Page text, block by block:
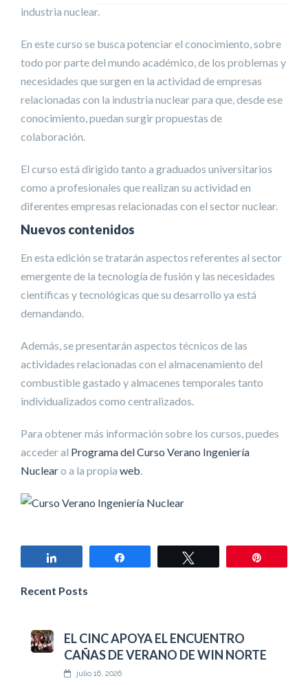
industria nuclear.
En este curso se busca potenciar el conocimiento, sobre
todo por parte del mundo académico, de los problemas y
necesidades que surgen en la actividad de empresas
relacionadas con la industria nuclear para que, desde ese
conocimiento, puedan surgir propuestas de
colaboración.
El curso está dirigido tanto a graduados universitarios
como a profesionales que realizan su actividad en
diferentes empresas relacionadas con el sector nuclear.
Nuevos contenidos
En esta edición se tratarán aspectos referentes al sector
emergente de la tecnología de fusión y las necesidades
científicas y tecnológicas que su desarrollo ya está
demandando.
Además, se presentarán aspectos técnicos de las
actividades relacionadas con el almacenamiento del
combustible gastado y almacenes temporales tanto
individualizados como centralizados.
Para obtener más información sobre los cursos, puedes
acceder al Programa del Curso Verano Ingeniería
Nuclearo a la propia web.
Recent Posts
EL CINC APOYA EL ENCUENTRO
CAÑAS DE VERANO DE WIN NORTE
julio 16, 2026